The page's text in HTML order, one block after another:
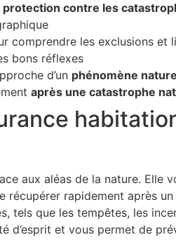
protection contre les
comprendre les exclusions et
bons réflexes
d’un phénomène
après une catastrophe
aux aléas de la nature.
rapidement après
tels que les tempêtes, les
d’esprit et vous permet de